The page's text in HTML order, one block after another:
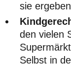
sie
den vielen
Selbst in